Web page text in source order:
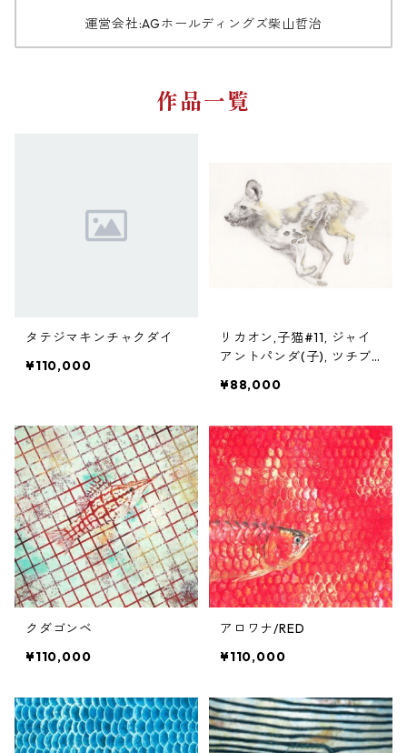
運営会社:AGホールディングズ柴山哲治
作品一覧
タテジマキンチャクダイ
¥110,000
リカオン,子猫#11, ジャイ
アントパンダ(子), ツチブ
¥88,000
クダゴンベ
¥110,000
アロワナ/RED
¥110,000